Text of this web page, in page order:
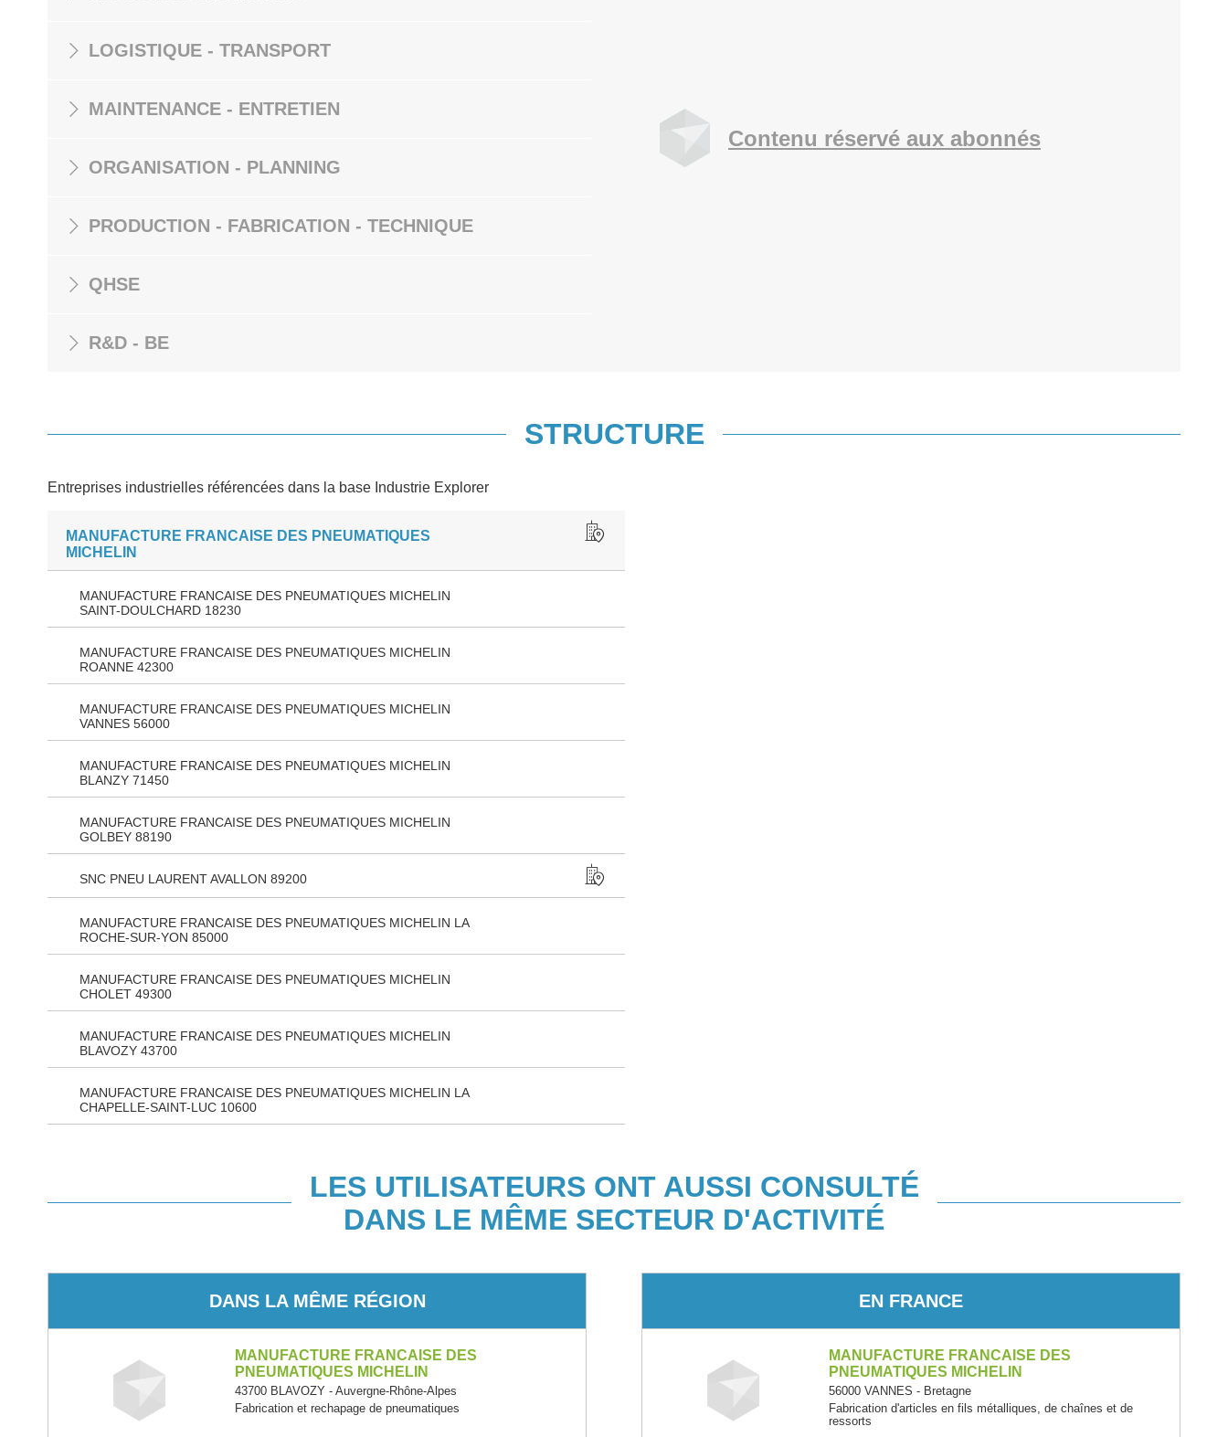
LOGISTIQUE - TRANSPORT
MAINTENANCE - ENTRETIEN
ORGANISATION - PLANNING
PRODUCTION - FABRICATION - TECHNIQUE
QHSE
R&D - BE
Contenu réservé aux abonnés
STRUCTURE
Entreprises industrielles référencées dans la base Industrie Explorer
MANUFACTURE FRANCAISE DES PNEUMATIQUES
MICHELIN
MANUFACTURE FRANCAISE DES PNEUMATIQUES MICHELIN
SAINT-DOULCHARD 18230
MANUFACTURE FRANCAISE DES PNEUMATIQUES MICHELIN
ROANNE 42300
MANUFACTURE FRANCAISE DES PNEUMATIQUES MICHELIN
VANNES 56000
MANUFACTURE FRANCAISE DES PNEUMATIQUES MICHELIN
BLANZY 71450
MANUFACTURE FRANCAISE DES PNEUMATIQUES MICHELIN
GOLBEY 88190
SNC PNEU LAURENT AVALLON 89200
MANUFACTURE FRANCAISE DES PNEUMATIQUES MICHELIN LA
ROCHE-SUR-YON 85000
MANUFACTURE FRANCAISE DES PNEUMATIQUES MICHELIN
CHOLET 49300
MANUFACTURE FRANCAISE DES PNEUMATIQUES MICHELIN
BLAVOZY 43700
MANUFACTURE FRANCAISE DES PNEUMATIQUES MICHELIN LA
CHAPELLE-SAINT-LUC 10600
LES UTILISATEURS ONT AUSSI CONSULTÉ
DANS LE MÊME SECTEUR D'ACTIVITÉ
DANS LA MÊME RÉGION
MANUFACTURE FRANCAISE DES
PNEUMATIQUES MICHELIN
43700 BLAVOZY - Auvergne-Rhône-Alpes
Fabrication et rechapage de pneumatiques
EN FRANCE
MANUFACTURE FRANCAISE DES
PNEUMATIQUES MICHELIN
56000 VANNES - Bretagne
Fabrication d'articles en fils métalliques, de chaînes et de
ressorts